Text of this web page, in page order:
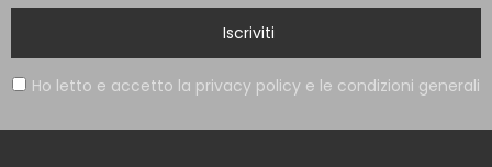
Iscriviti
Ho letto e accetto la privacy policy e le condizioni generali